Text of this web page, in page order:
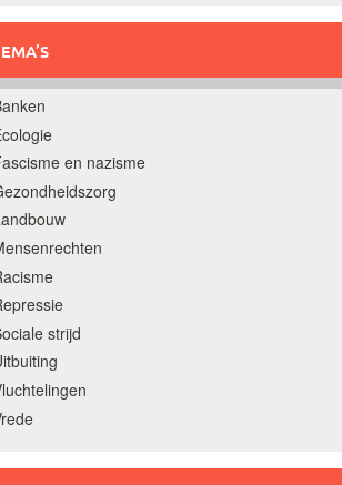
en nazisme
strijd